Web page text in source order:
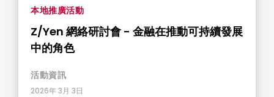
本地推廣活動
Z/Yen 網絡研討會 - 金融在推動可持續發展
中的角色
活動資訊
2026年 3月 3日